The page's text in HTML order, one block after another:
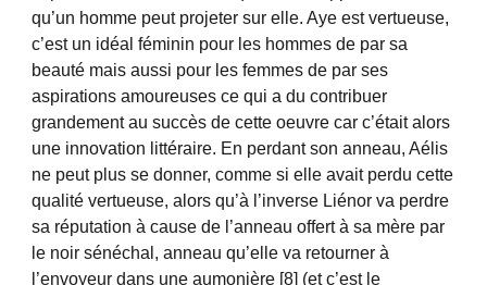
qu’un homme peut projeter sur elle. Aye est vertueuse,
c’est un idéal féminin pour les hommes de par sa
beauté mais aussi pour les femmes de par ses
aspirations amoureuses ce qui a du contribuer
grandement au succès de cette oeuvre car c’était alors
une innovation littéraire. En perdant son anneau, Aélis
ne peut plus se donner, comme si elle avait perdu cette
qualité vertueuse, alors qu’à l’inverse Liénor va perdre
sa réputation à cause de l’anneau offert à sa mère par
le noir sénéchal, anneau qu’elle va retourner à
l’envoyeur dans une aumonière [8] (et c’est le